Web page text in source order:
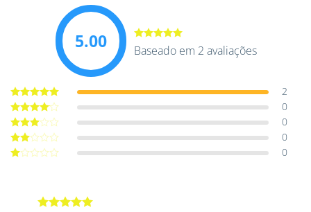
5.00
Avaliação
5.00de 5
Baseado em 2 avaliações
Avaliação5
de 5
2
Avaliação
4de 5
0
Avaliação
3de 5
0
Avaliação
0
0